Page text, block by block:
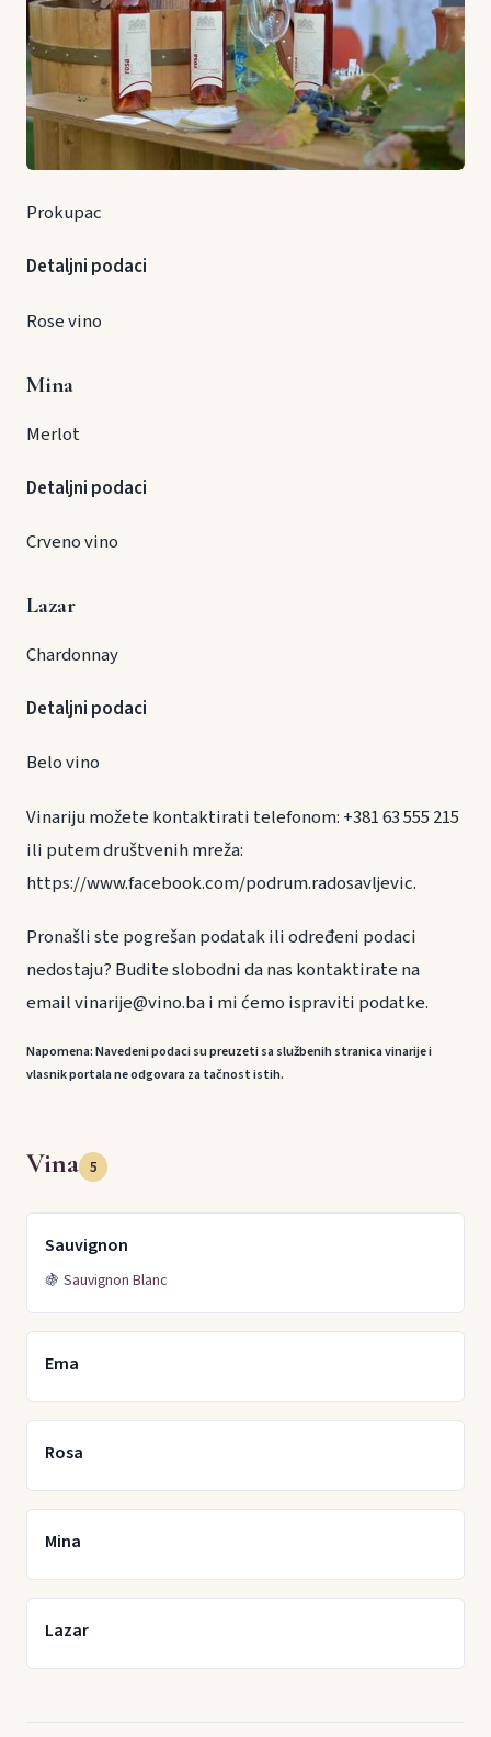
Prokupac
Detaljni podaci
Rose vino
Mina
Merlot
Detaljni podaci
Crveno vino
Lazar
Chardonnay
Detaljni podaci
Belo vino
Vinariju možete kontaktirati telefonom: +381 63 555 215
ili putem društvenih mreža:
https://www.facebook.com/podrum.radosavljevic.
Pronašli ste pogrešan podatak ili određeni podaci
nedostaju? Budite slobodni da nas kontaktirate na
email vinarije@vino.ba i mi ćemo ispraviti podatke.
Napomena: Navedeni podaci su preuzeti sa službenih stranica vinarije i
vlasnik portala ne odgovara za tačnost istih.
Vina 5
Sauvignon
🍇 Sauvignon Blanc
Ema
Rosa
Mina
Lazar